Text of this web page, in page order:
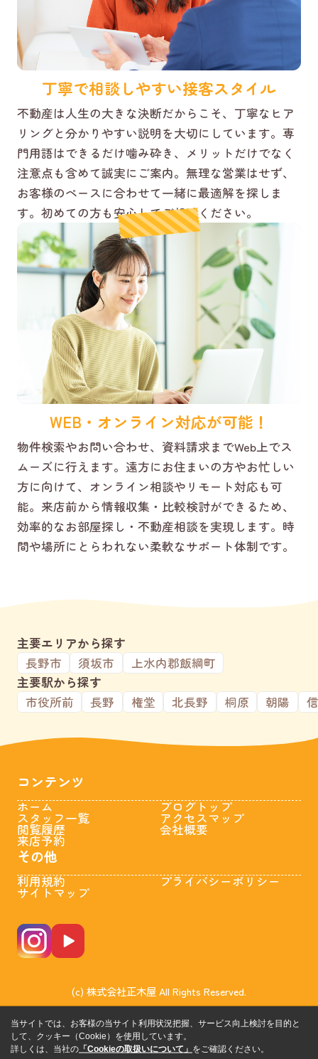
丁寧で相談しやすい接客スタイル
不動産は人生の大きな決断だからこそ、丁寧なヒア
リングと分かりやすい説明を大切にしています。専
門用語はできるだけ噛み砕き、メリットだけでなく
注意点も含めて誠実にご案内。無理な営業はせず、
お客様のペースに合わせて一緒に最適解を探しま
す。初めての方も安心してご相談ください。
WEB・オンライン対応が可能！
物件検索やお問い合わせ、資料請求までWeb上でス
ムーズに行えます。遠方にお住まいの方やお忙しい
方に向けて、オンライン相談やリモート対応も可
能。来店前から情報収集・比較検討ができるため、
効率的なお部屋探し・不動産相談を実現します。時
間や場所にとらわれない柔軟なサポート体制です。
主要エリアから探す
長野市
須坂市
上水内郡飯綱町
主要駅から探す
市役所前
長野 権堂 北長野 桐原 朝陽
コンテンツ
ホーム
スタッフ一覧
閲覧履歴
来店予約
ブログトップ
アクセスマップ
会社概要
その他
利用規約
サイトマップ
プライバシーポリシー
(c) 株式会社正木屋 All Rights Reserved.
当サイトでは、お客様の当サイト利用状況把握、サービス向上検討を目的と
して、クッキー（Cookie）を使用しています。
詳しくは、当社の 「Cookieの取扱いについて」 をご確認ください。